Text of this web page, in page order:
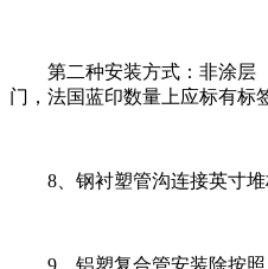
第二种安装方式：非涂层（
门，法国蓝印数量上应标有标
8、钢衬塑管沟连接英寸堆